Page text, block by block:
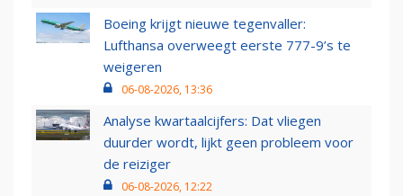
Boeing krijgt nieuwe tegenvaller:
Lufthansa overweegt eerste 777-9’s te
weigeren
06-08-2026, 13:36
Analyse kwartaalcijfers: Dat vliegen
duurder wordt, lijkt geen probleem voor
de reiziger
06-08-2026, 12:22